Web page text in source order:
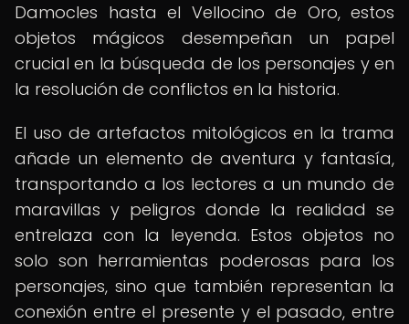
Damocles hasta el Vellocino de Oro, estos
objetos mágicos desempeñan un papel
crucial en la búsqueda de los personajes y en
la resolución de conflictos en la historia.
El uso de artefactos mitológicos en la trama
añade un elemento de aventura y fantasía,
transportando a los lectores a un mundo de
maravillas y peligros donde la realidad se
entrelaza con la leyenda. Estos objetos no
solo son herramientas poderosas para los
personajes, sino que también representan la
conexión entre el presente y el pasado, entre